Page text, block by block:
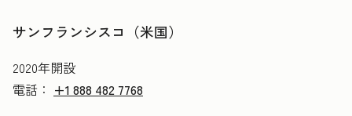
サンフランシスコ（米国）
2020年開設
電話： +1 888 482 7768